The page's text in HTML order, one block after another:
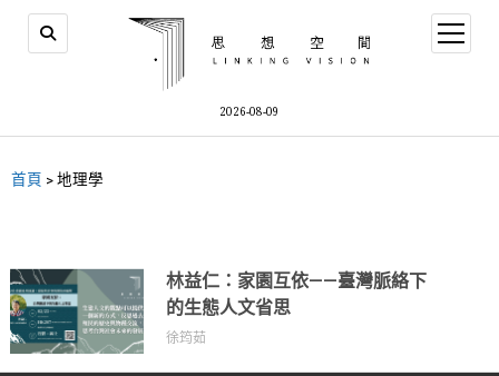
2026-08-09
首頁 >地理學
林益仁：家園互依——臺灣脈絡下
的生態人文省思
徐筠茹